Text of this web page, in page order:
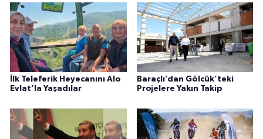
İlk Teleferik Heyecanını Alo
Evlat’la Yaşadılar
Baraçlı’dan Gölcük’teki
Projelere Yakın Takip